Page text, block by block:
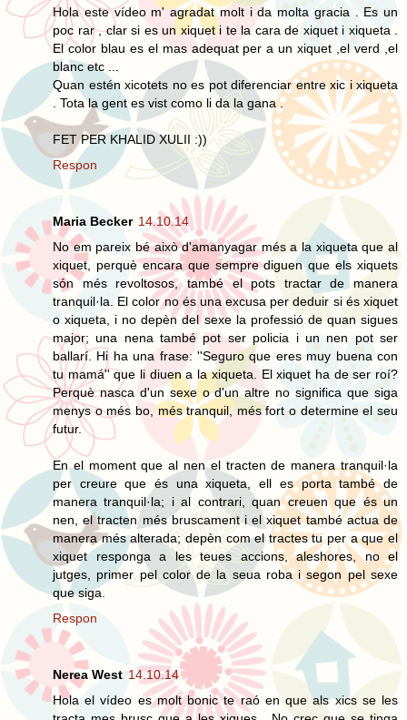
Hola este vídeo m' agradat molt i da molta gracia . Es un
poc rar , clar si es un xiquet i te la cara de xiquet i xiqueta .
El color blau es el mas adequat per a un xiquet ,el verd ,el
blanc etc ...
Quan estén xicotets no es pot diferenciar entre xic i xiqueta
. Tota la gent es vist como li da la gana .
FET PER KHALID XULII :))
Respon
Maria Becker 14.10.14
No em pareix bé això d'amanyagar més a la xiqueta que al
xiquet, perquè encara que sempre diguen que els xiquets
són més revoltosos, també el pots tractar de manera
tranquil·la. El color no és una excusa per deduir si és xiquet
o xiqueta, i no depèn del sexe la professió de quan sigues
major; una nena també pot ser policia i un nen pot ser
ballarí. Hi ha una frase: ''Seguro que eres muy buena con
tu mamá'' que li diuen a la xiqueta. El xiquet ha de ser roí?
Perquè nasca d'un sexe o d'un altre no significa que siga
menys o més bo, més tranquil, més fort o determine el seu
futur.
En el moment que al nen el tracten de manera tranquil·la
per creure que és una xiqueta, ell es porta també de
manera tranquil·la; i al contrari, quan creuen que és un
nen, el tracten més bruscament i el xiquet també actua de
manera més alterada; depèn com el tractes tu per a que el
xiquet responga a les teues accions, aleshores, no el
jutges, primer pel color de la seua roba i segon pel sexe
que siga.
Respon
Nerea West 14.10.14
Hola el vídeo es molt bonic te raó en que als xics se les